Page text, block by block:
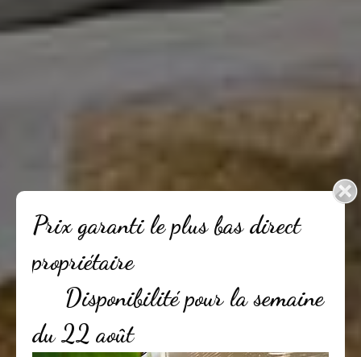
Prix garanti le plus bas direct
propriétaire
Disponibilité pour la semaine
du 22 août